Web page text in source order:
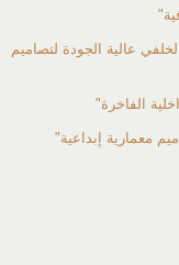
عالية الجودة لتصاميم
الفاخرة"
معمارية إبداعية"